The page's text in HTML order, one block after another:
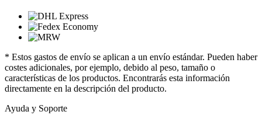
* Estos gastos de envío se aplican a un envío estándar. Pueden haber
costes adicionales, por ejemplo, debido al peso, tamaño o
características de los productos. Encontrarás esta información
directamente en la descripción del producto.
Ayuda y Soporte